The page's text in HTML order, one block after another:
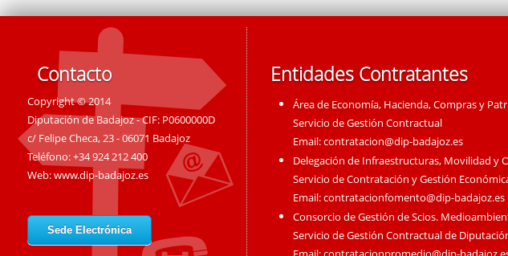
Contacto
Copyright © 2014
Diputación de Badajoz - CIF: P0600000D
c/ Felipe Checa, 23 - 06071 Badajoz
Teléfono: +34 924 212 400
Web:www.dip-badajoz.es
Sede Electrónica
Entidades Contratantes
Área de Economía, Hacienda, Compras y
Servicio de Gestión Contractual
Email:contratacion@dip-badajoz.es
Delegación de Infraestructuras, Movilidad y
Servicio de Contratación y Gestión
Email:contratacionfomento@dip-badajoz.es
Consorcio de Gestión de Scios.
Servicio de Gestión Contractual de